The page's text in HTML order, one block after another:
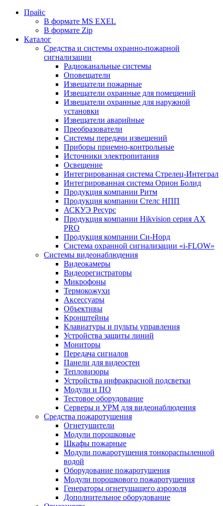
Прайс
В формате MS EXEL
В формате Zip
Каталог
Средства и системы охранно-пожарной
сигнализации
Радиоканальные системы
Оповещатели
Извещатели пожарные
Извещатели охранные для помещений
Извещатели охранные для наружной
установки
Извещатели аварийные
Преобразователи
Системы передачи извещений
Приборы приемно-контрольные
Источники электропитания
Освещение
Интегрированная система Стрелец-Интеграл
Интегрированная система Орион Болид
Продукция компании Ритм
Продукция компании Стелс НПП
АСКУЭ Ресурс
Продукция компании Hikvision серия AX
PRO
Продукция компании Си-Норд
Система охранной сигнализации «i-FLOW»
Системы видеонаблюдения
Видеокамеры
Видеорегистраторы
Микрофоны
Термокожухи
Аксессуары
Объективы
Кронштейны
Клавиатуры и пульты управления
Устройства защиты линий
Мониторы
Передача сигналов
Панели для видеостен
Тепловизоры
Устройства инфракрасной подсветки
Модули и ПО
Тестовое оборудование
Серверы и УРМ для видеонаблюдения
Средства пожаротушения
Огнетушители
Модули порошковые
Шкафы пожарные
Модули пожаротушения тонкораспыленной
водой
Оборудование пожаротушения
Модули порошкового пожаротушения
Генераторы огнетушащего аэрозоля
Дополнительное оборудование